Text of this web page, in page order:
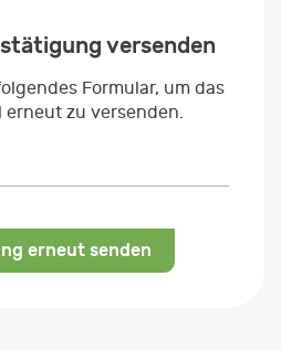
versenden
Formular, um das
zu versenden.
erneut senden